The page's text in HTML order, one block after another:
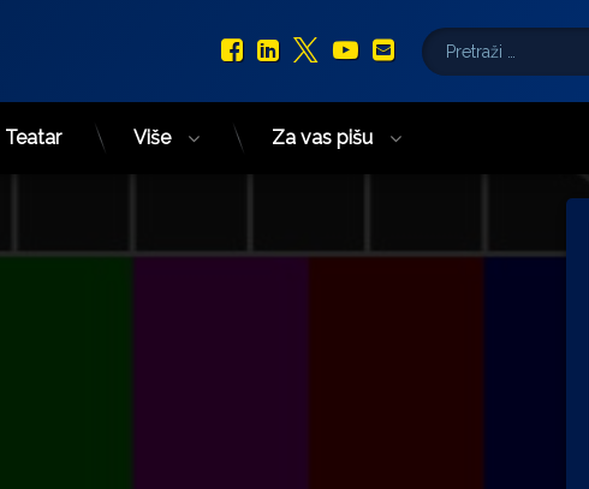
Facebook
LinkedIn
X.com
YouTube
E-mail
Pretraži:
Teatar Više Za vas pišu